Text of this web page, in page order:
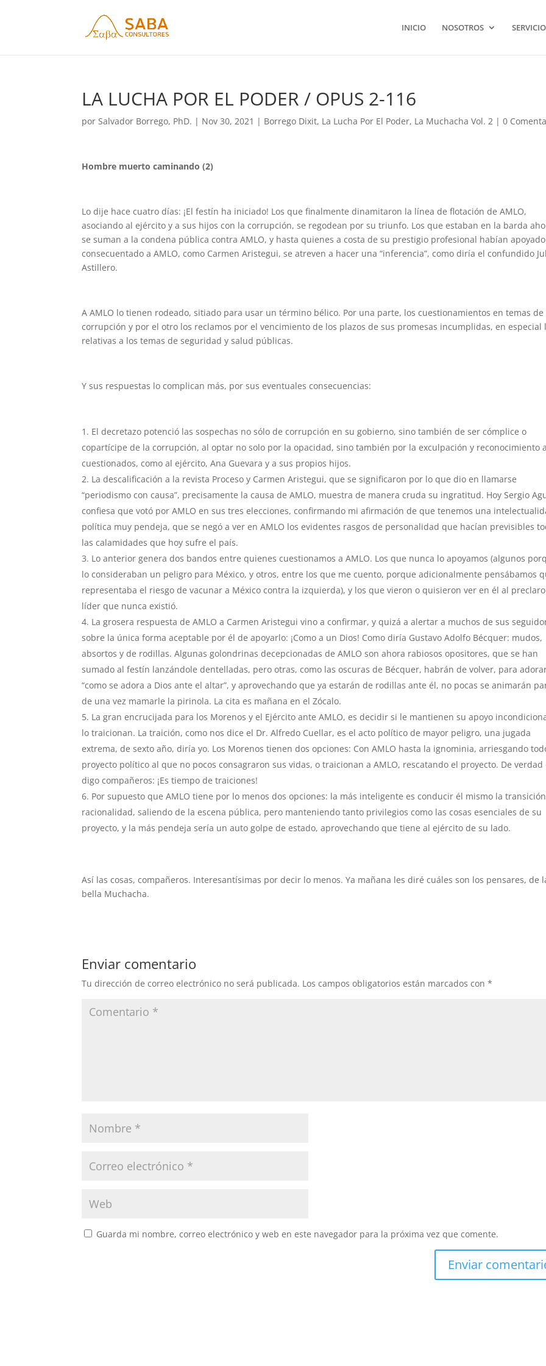
INICIO NOSOTROS
LA LUCHA POR EL PODER / OPUS 2-116
porSalvador Borrego, PhD. | Nov 30, 2021 | Borrego Dixit, La Lucha Por El Poder, La Muchacha Vol. 2 |0
Hombre muerto caminando (2)
Lo dije hace cuatro días: ¡El festín ha iniciado! Los que finalmente dinamitaron la línea de flotación de AMLO,
asociando al ejército y a sus hijos con la corrupción, se regodean por su triunfo. Los que estaban en la barda
se suman a la condena pública contra AMLO, y hasta quienes a costa de su prestigio profesional habían
consecuentado a AMLO, como Carmen Aristegui, se atreven a hacer una “inferencia”, como diría el confundido
Astillero.
A AMLO lo tienen rodeado, sitiado para usar un término bélico. Por una parte, los cuestionamientos en temas de
corrupción y por el otro los reclamos por el vencimiento de los plazos de sus promesas incumplidas, en especial
relativas a los temas de seguridad y salud públicas.
Y sus respuestas lo complican más, por sus eventuales consecuencias:
El decretazo potenció las sospechas no sólo de corrupción en su gobierno, sino también de ser cómplice o
copartícipe de la corrupción, al optar no solo por la opacidad, sino también por la exculpación y reconocimiento
cuestionados, como al ejército, Ana Guevara y a sus propios hijos.
La descalificación a la revista Proceso y Carmen Aristegui, que se significaron por lo que dio en llamarse
“periodismo con causa”, precisamente la causa de AMLO, muestra de manera cruda su ingratitud. Hoy Sergio
confiesa que votó por AMLO en sus tres elecciones, confirmando mi afirmación de que tenemos una
política muy pendeja, que se negó a ver en AMLO los evidentes rasgos de personalidad que hacían previsibles
las calamidades que hoy sufre el país.
Lo anterior genera dos bandos entre quienes cuestionamos a AMLO. Los que nunca lo apoyamos (algunos
lo consideraban un peligro para México, y otros, entre los que me cuento, porque adicionalmente pensábamos
representaba el riesgo de vacunar a México contra la izquierda), y los que vieron o quisieron ver en él al preclaro
líder que nunca existió.
La grosera respuesta de AMLO a Carmen Aristegui vino a confirmar, y quizá a alertar a muchos de sus
sobre la única forma aceptable por él de apoyarlo: ¡Como a un Dios! Como diría Gustavo Adolfo Bécquer: mudos,
absortos y de rodillas. Algunas golondrinas decepcionadas de AMLO son ahora rabiosos opositores, que se han
sumado al festín lanzándole dentelladas, pero otras, como las oscuras de Bécquer, habrán de volver, para
“como se adora a Dios ante el altar”, y aprovechando que ya estarán de rodillas ante él, no pocas se animarán
de una vez mamarle la pirinola. La cita es mañana en el Zócalo.
La gran encrucijada para los Morenos y el Ejército ante AMLO, es decidir si le mantienen su apoyo
lo traicionan. La traición, como nos dice el Dr. Alfredo Cuellar, es el acto político de mayor peligro, una jugada
extrema, de sexto año, diría yo. Los Morenos tienen dos opciones: Con AMLO hasta la ignominia, arriesgando
proyecto político al que no pocos consagraron sus vidas, o traicionan a AMLO, rescatando el proyecto. De verdad
digo compañeros: ¡Es tiempo de traiciones!
Por supuesto que AMLO tiene por lo menos dos opciones: la más inteligente es conducir él mismo la
racionalidad, saliendo de la escena pública, pero manteniendo tanto privilegios como las cosas esenciales de su
proyecto, y la más pendeja sería un auto golpe de estado, aprovechando que tiene al ejército de su lado.
Así las cosas, compañeros. Interesantísimas por decir lo menos. Ya mañana les diré cuáles son los pensares, de
bella Muchacha.
Enviar comentario
Tu dirección de correo electrónico no será publicada. Los campos obligatorios están marcados con*
Guarda mi nombre, correo electrónico y web en este navegador para la próxima vez que comente.